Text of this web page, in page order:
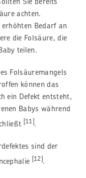
achten.
Bedarf an
die Folsäure, die
teilen.
Folsäuremangels
können das
ein Defekt entsteht,
Babys während
[11].
sind der
[12].